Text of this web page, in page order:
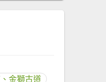
金獅古道